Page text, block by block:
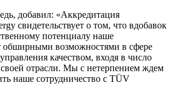
добавил: «Аккредитация
свидетельствует о том, что вдобавок
потенциалу наше
обширными возможностями в сфере
качеством, входя в число
отрасли. Мы с нетерпением ждем
наше сотрудничество с TÜV